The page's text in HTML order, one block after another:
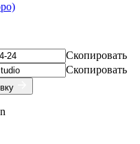
Скопировать
Скопировать